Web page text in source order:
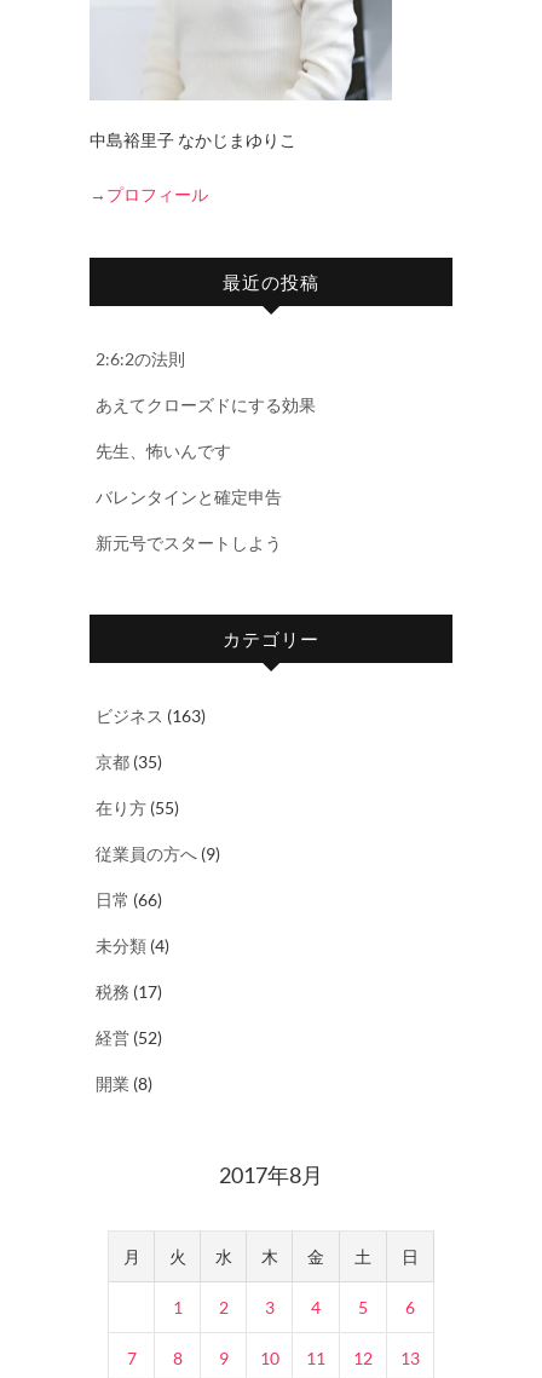
中島裕里子 なかじまゆりこ
→プロフィール
最近の投稿
2:6:2の法則
あえてクローズドにする効果
先生、怖いんです
バレンタインと確定申告
新元号でスタートしよう
カテゴリー
ビジネス (163)
京都 (35)
在り方 (55)
従業員の方へ (9)
日常 (66)
未分類 (4)
税務 (17)
経営 (52)
開業 (8)
2017年8月
月 火 水 木 金 土 日
1 2 3 4 5 6
7 8 9 10 11 12 13